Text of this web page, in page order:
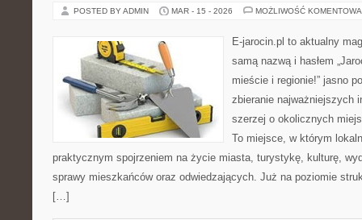
POSTED BY ADMIN MAR - 15 - 2026 MOŻLIWOŚĆ
E-jarocin.pl to aktualny
samą nazwą i hasłem
mieście i regionie!” jasno
zbieranie najważniejszych
szerzej o okolicznych
To miejsce, w którym
praktycznym spojrzeniem na życie miasta, turystykę, kulturę,
sprawy mieszkańców oraz odwiedzających. Już na poziomie
[…]